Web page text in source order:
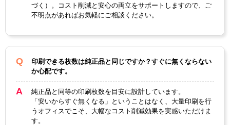
づく）。コスト削減と安心の両立をサポートしますので、ご
不明点があればお気軽にご相談ください。
印刷できる枚数は純正品と同じですか？すぐに無くならない
か心配です。
純正品と同等の印刷枚数を目安に設計しています。
「安いからすぐ無くなる」ということはなく、大量印刷を行
うオフィスでこそ、大幅なコスト削減効果を実感いただけま
す。